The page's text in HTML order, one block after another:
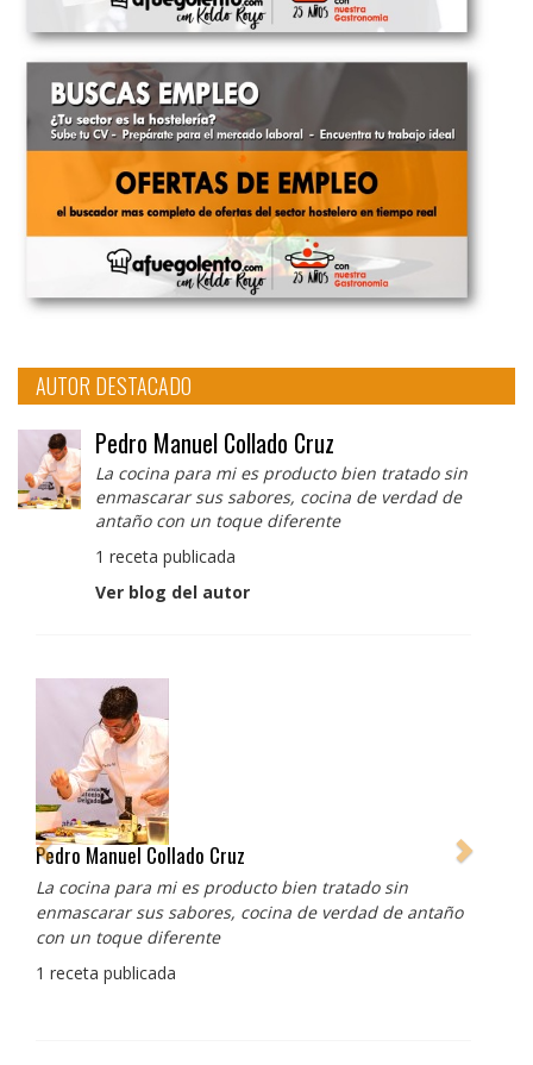
AUTOR DESTACADO
Pedro Manuel Collado Cruz
La cocina para mi es producto bien tratado sin
enmascarar sus sabores, cocina de verdad de
antaño con un toque diferente
1 receta publicada
Ver blog del autor
Pedro Manuel Collado Cruz
La cocina para mi es producto bien tratado sin
enmascarar sus sabores, cocina de verdad de antaño
con un toque diferente
1 receta publicada